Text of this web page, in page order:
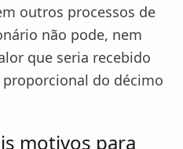
outros processos de
não pode, nem
que seria recebido
do décimo
motivos para